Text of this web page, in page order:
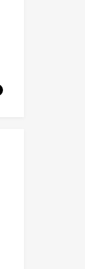
地点：国家会展中心（天津）